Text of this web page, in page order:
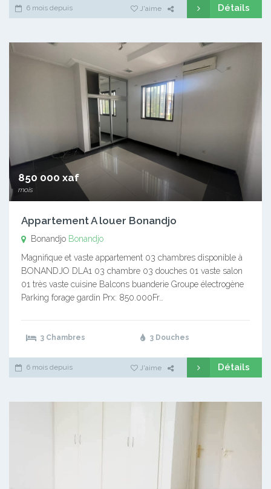
6 mois depuis J'aime Détails
850 000 xaf
mois
Appartement A louer Bonandjo
Bonandjo Bonandjo
Magnifique et vaste appartement 03 chambres disponible à
BONANDJO DLA1 03 chambre 03 douches 01 vaste salon
01 très vaste cuisine Balcons buanderie Groupe électrogène
Parking forage gardin Prx: 850.000Fr…
3 Chambres 3 Douches
6 mois depuis J'aime Détails